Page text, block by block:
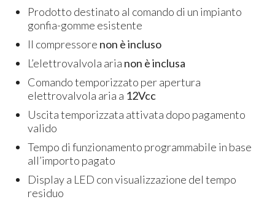
Prodotto destinato al comando di un impianto
gonfia-gomme esistente
Il compressore non è incluso
L’elettrovalvola aria non è inclusa
Comando temporizzato per apertura
elettrovalvola aria a 12Vcc
Uscita temporizzata attivata dopo pagamento
valido
Tempo di funzionamento programmabile in base
all’importo pagato
Display a LED con visualizzazione del tempo
residuo